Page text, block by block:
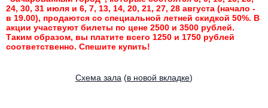
Как купить
Электронная музыка
Rap, hip-hop, RnB
Все события
24, 30, 31 июля и 6, 7, 13, 14, 20, 21, 27, 28 августа (начало -
в 19.00), продаются со специальной летней скидкой 50%. В
акции участвуют билеты по цене 2500 и 3500 рублей.
Таким образом, вы платите всего 1250 и 1750 рублей
соответственно. Спешите купить!
Cхема зала (в новой вкладке)